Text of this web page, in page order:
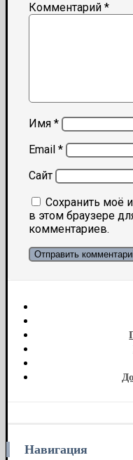
Комментарий *
Имя *
Email *
Сайт
Сохранить моё
в этом браузере
комментариев.
Навигация